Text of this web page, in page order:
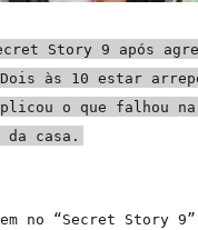
Story 9 após
Dois às 10 estar
o que falhou na
da casa.
no “Secret Story